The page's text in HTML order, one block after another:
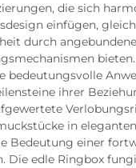
die sich
einfügen,
durch
bedeutungsvolle
ihrer
in
Bedeutung einer
Die edle Ringbox